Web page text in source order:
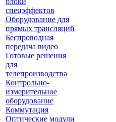
спецэффектов
Оборудование для
прямых трансляций
Беспроводная
передача видео
Готовые решения
для
телепроизводства
Контрольно-
измерительное
оборудование
Коммутация
Оптические модули